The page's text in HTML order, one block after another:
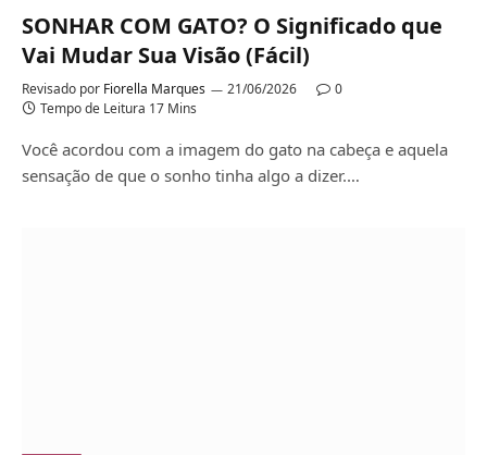
SONHAR COM GATO? O Significado que
Vai Mudar Sua Visão (Fácil)
Revisado por Fiorella Marques 21/06/2026
0
Tempo de Leitura 17 Mins
Você acordou com a imagem do gato na cabeça e aquela
sensação de que o sonho tinha algo a dizer.…